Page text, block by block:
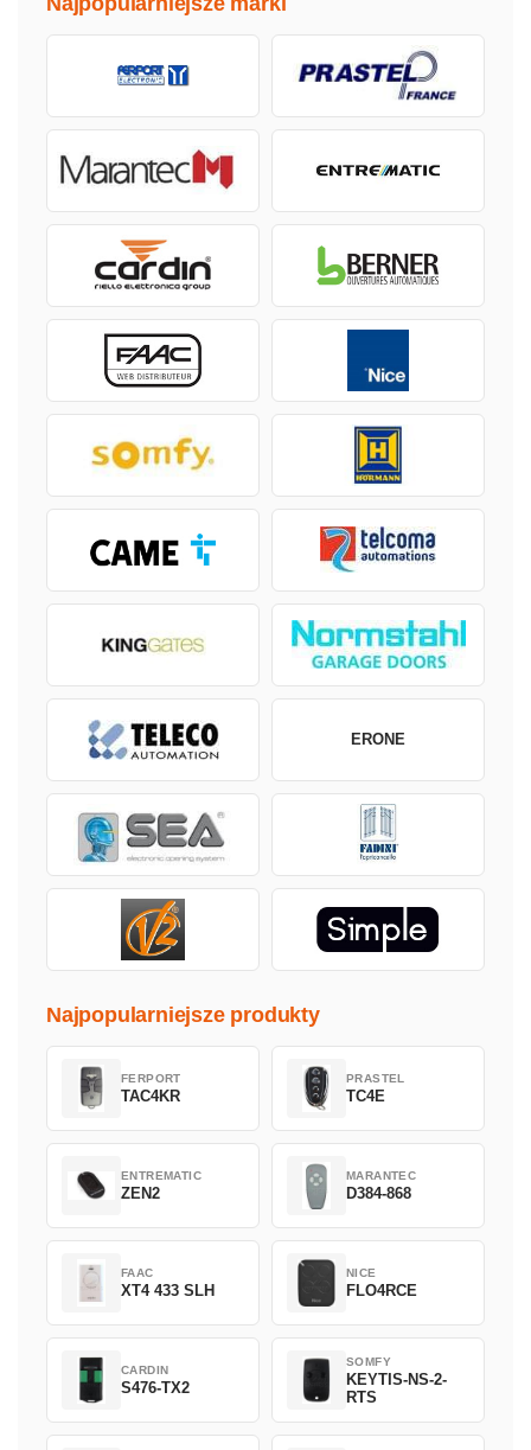
ERONE
Najpopularniejsze produkty
FERPORT
TAC4KR
PRASTEL
TC4E
ENTREMATIC
ZEN2
MARANTEC
D384-868
FAAC
XT4 433 SLH
NICE
FLO4RCE
CARDIN
S476-TX2
SOMFY
KEYTIS-NS-2-
RTS